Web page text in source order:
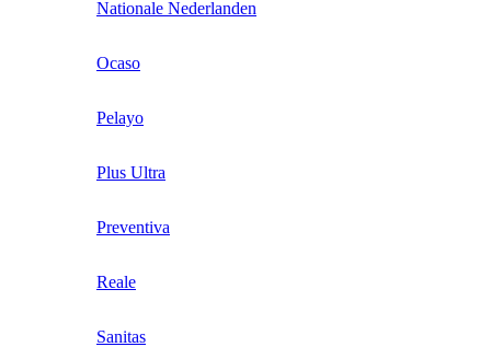
Nationale Nederlanden
Ocaso
Pelayo
Plus Ultra
Preventiva
Reale
Sanitas